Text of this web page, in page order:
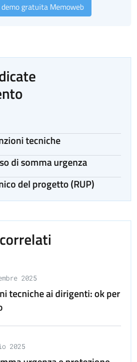
gratuita Memoweb
tecniche
di somma urgenza
del progetto (RUP)
2025
tecniche ai dirigenti: ok per
2025